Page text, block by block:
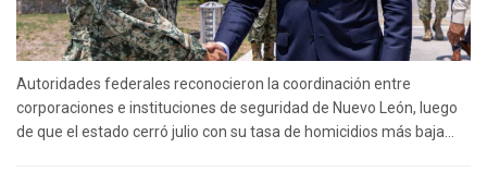
Autoridades federales reconocieron la coordinación entre
corporaciones e instituciones de seguridad de Nuevo León, luego
de que el estado cerró julio con su tasa de homicidios más baja...